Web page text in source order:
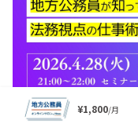
¥1,800/月